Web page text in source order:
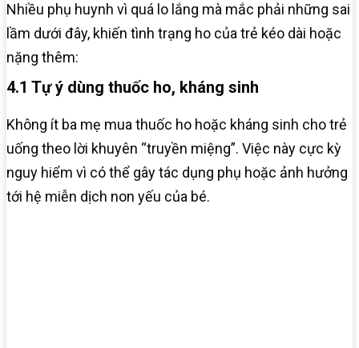
Nhiều phụ huynh vì quá lo lắng mà mắc phải những sai
lầm dưới đây, khiến tình trạng ho của trẻ kéo dài hoặc
nặng thêm:
4.1 Tự ý dùng thuốc ho, kháng sinh
Không ít ba mẹ mua thuốc ho hoặc kháng sinh cho trẻ
uống theo lời khuyên “truyền miệng”. Việc này cực kỳ
nguy hiểm vì có thể gây tác dụng phụ hoặc ảnh hưởng
tới hệ miễn dịch non yếu của bé.